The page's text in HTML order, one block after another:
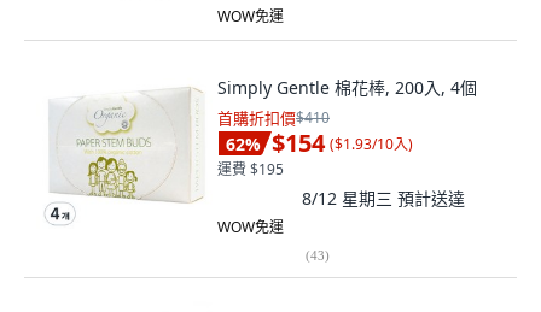
WOW免運
Simply Gentle 棉花棒, 200入, 4個
首購折扣價$410
62% $154 ($1.93/10入)
運費 $195
8/12 星期三 預計送達
WOW免運
(43)